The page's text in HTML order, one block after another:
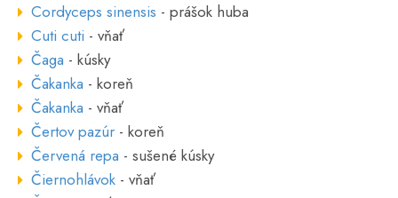
Cordyceps sinensis - prášok huba
Cuti cuti - vňať
Čaga - kúsky
Čakanka - koreň
Čakanka - vňať
Čertov pazúr - koreň
Červená repa - sušené kúsky
Čiernohlávok - vňať